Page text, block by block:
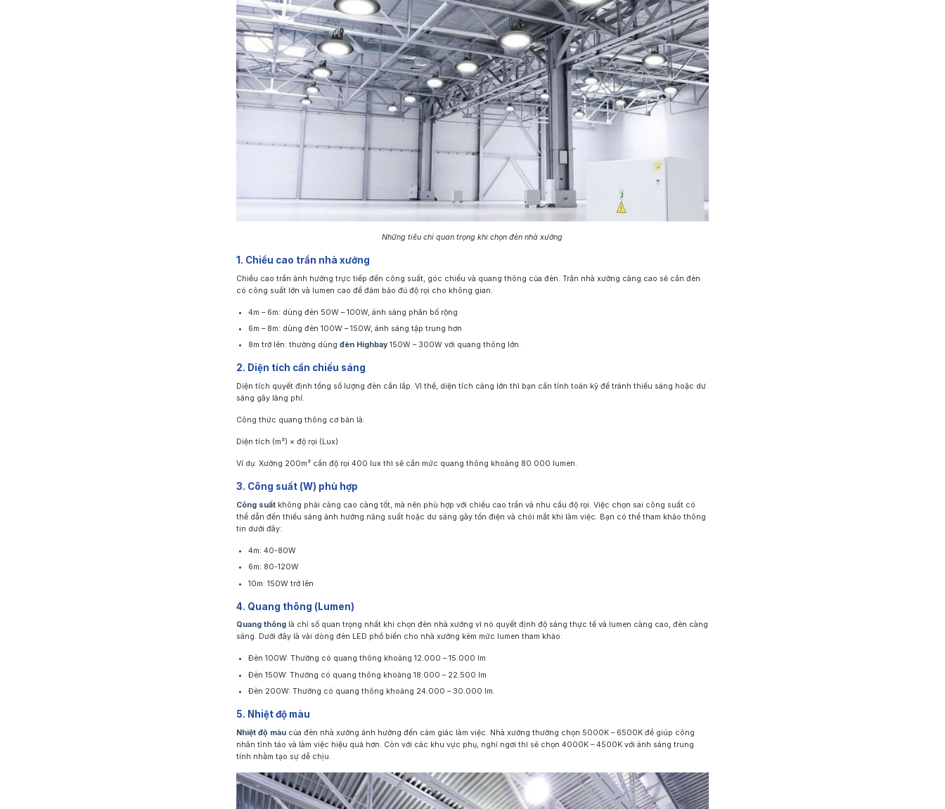
Những tiêu chí quan trọng khi chọn đèn nhà xưởng
1. Chiều cao trần nhà xưởng
Chiều cao trần ảnh hưởng trực tiếp đến công suất, góc chiếu và quang thông của đèn. Trần nhà xưởng càng cao sẽ cần đèn
có công suất lớn và lumen cao để đảm bảo đủ độ rọi cho không gian.
4m – 6m: dùng đèn 50W – 100W, ánh sáng phân bố rộng
6m – 8m: dùng đèn 100W – 150W, ánh sáng tập trung hơn
8m trở lên: thường dùngđèn Highbay150W – 300W với quang thông lớn.
2. Diện tích cần chiếu sáng
Diện tích quyết định tổng số lượng đèn cần lắp. Vì thế, diện tích càng lớn thì bạn cần tính toán kỹ để tránh thiếu sáng hoặc dư
sáng gây lãng phí.
Công thức quang thông cơ bản là:
Diện tích (m²) × độ rọi (Lux)
Ví dụ: Xưởng 200m² cần độ rọi 400 lux thì sẽ cần mức quang thông khoảng 80.000 lumen.
3. Công suất (W) phù hợp
Công suấtkhông phải càng cao càng tốt, mà nên phù hợp với chiều cao trần và nhu cầu độ rọi. Việc chọn sai công suất có
thể dẫn đến thiếu sáng ảnh hưởng năng suất hoặc dư sáng gây tốn điện và chói mắt khi làm việc. Bạn có thể tham khảo thông
tin dưới đây:
4m: 40-80W
6m: 80-120W
10m: 150W trở lên
4. Quang thông (Lumen)
Quang thônglà chỉ số quan trọng nhất khi chọn đèn nhà xưởng vì nó quyết định độ sáng thực tế và lumen càng cao, đèn càng
sáng. Dưới đây là vài dòng đèn LED phổ biến cho nhà xưởng kèm mức lumen tham khảo:
Đèn 100W: Thường có quang thông khoảng 12.000 – 15.000 lm
Đèn 150W: Thường có quang thông khoảng 18.000 – 22.500 lm
Đèn 200W: Thường có quang thông khoảng 24.000 – 30.000 lm.
5. Nhiệt độ màu
Nhiệt độ màucủa đèn nhà xưởng ảnh hưởng đến cảm giác làm việc. Nhà xưởng thường chọn 5000K – 6500K để giúp công
nhân tỉnh táo và làm việc hiệu quả hơn. Còn với các khu vực phụ, nghỉ ngơi thì sẽ chọn 4000K – 4500K với ánh sáng trung
tính nhằm tạo sự dễ chịu.